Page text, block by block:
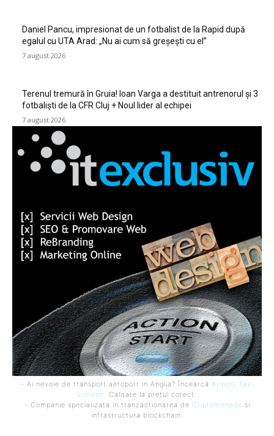
Daniel Pancu, impresionat de un fotbalist de la Rapid după
egalul cu UTA Arad: „Nu ai cum să greșești cu el”
7 august 2026
Terenul tremură în Gruia! Ioan Varga a destituit antrenorul și 3
fotbaliști de la CFR Cluj + Noul lider al echipei
7 august 2026
- Ai nevoie de transport aeroport in Anglia? Încearcă Airport Taxi
London. Calitate la prețul corect.
- Companie specializata in tranzactionarea de Criptomonede si
infrastructura blockchain.